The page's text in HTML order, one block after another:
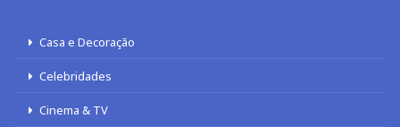
Casa e Decoração
Celebridades
Cinema & TV